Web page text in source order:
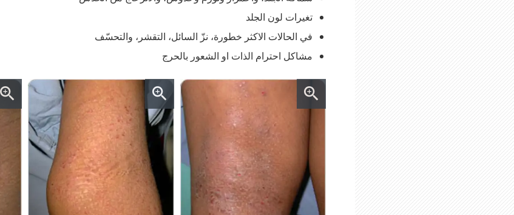
تغيرات لون الجلد
في الحالات الاكثر خطورة، نزّ السائل، التقشر، والتحسّف
مشاكل احترام الذات او الشعور بالحرج